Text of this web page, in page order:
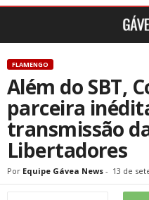
FLAMENGO
Além do SBT,
parceira
transmissão
Libertadores
Por Equipe Gávea News - 13 de